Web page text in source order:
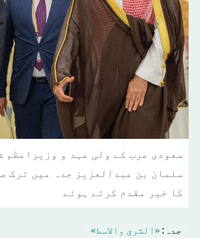
سعودی عرب کے ولی عہد و وزیراعظم
سلمان بن عبدالعزیز جدہ میں ترک
کا خیر مقدم کرتے ہوئے
جدہ: «الشرق والاسط»